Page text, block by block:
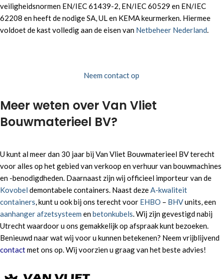
veiligheidsnormen EN/IEC 61439-2, EN/IEC 60529 en EN/IEC
62208 en heeft de nodige SA, UL en KEMA keurmerken. Hiermee
voldoet de kast volledig aan de eisen van Netbeheer Nederland.
Neem contact op
Meer weten over Van Vliet
Bouwmaterieel BV?
U kunt al meer dan 30 jaar bij Van Vliet Bouwmaterieel BV terecht
voor alles op het gebied van verkoop en verhuur van bouwmachines
en -benodigdheden. Daarnaast zijn wij officieel importeur van de
Kovobel demontabele containers. Naast dezeA-kwaliteit
containers, kunt u ook bij ons terecht voor EHBO – BHVunits, een
aanhanger afzetsysteem enbetonkubels. Wij zijn gevestigd nabij
Utrecht waardoor u ons gemakkelijk op afspraak kunt bezoeken.
Benieuwd naar wat wij voor u kunnen betekenen? Neem vrijblijvend
contactmet ons op. Wij voorzien u graag van het beste advies!